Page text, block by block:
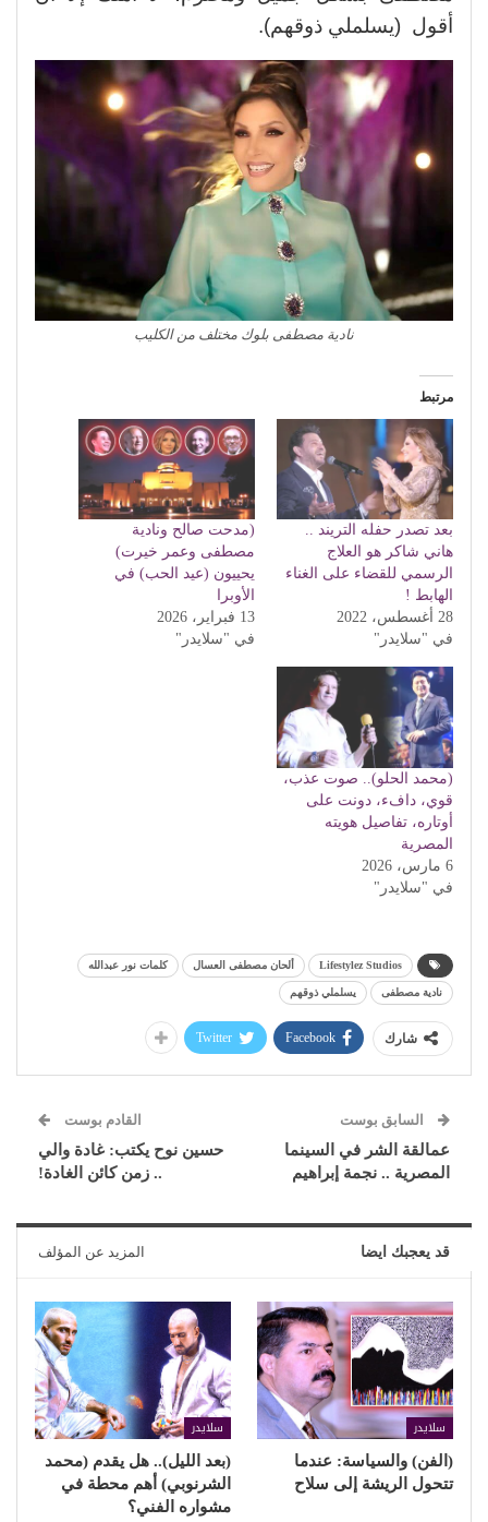
أقول (يسلملي ذوقهم).
نادية مصطفى بلوك مختلف من الكليب
مرتبط
بعد تصدر حفله التريند ..
هاني شاكر هو العلاج
الرسمي للقضاء على الغناء
الهابط !
28 أغسطس، 2022
في "سلايدر"
(مدحت صالح ونادية
مصطفى وعمر خيرت)
يحييون (عيد الحب) في
الأوبرا
13 فبراير، 2026
في "سلايدر"
(محمد الحلو).. صوت عذب،
قوي، دافء، دونت على
أوتاره، تفاصيل هويته
المصرية
6 مارس، 2026
في "سلايدر"
Lifestylez Studios ألحان مصطفى العسال كلمات نور عبدالله
نادية مصطفى يسلملي ذوقهم
شارك Facebook
Twitter
السابق بوست
عمالقة الشر في السينما
المصرية .. نجمة إبراهيم
القادم بوست
حسين نوح يكتب: غادة والي
.. زمن كائن الغادة!
قد يعجبك ايضا المزيد عن المؤلف
سلايدر
(الفن) والسياسة: عندما
تتحول الريشة إلى سلاح
سلايدر
(بعد الليل).. هل يقدم (محمد
الشرنوبي) أهم محطة في
مشواره الفني؟